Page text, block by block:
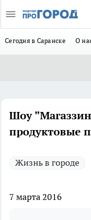
Сегодня в Саранске О
Шоу
продуктовые
Жизнь в городе
7 марта 2016